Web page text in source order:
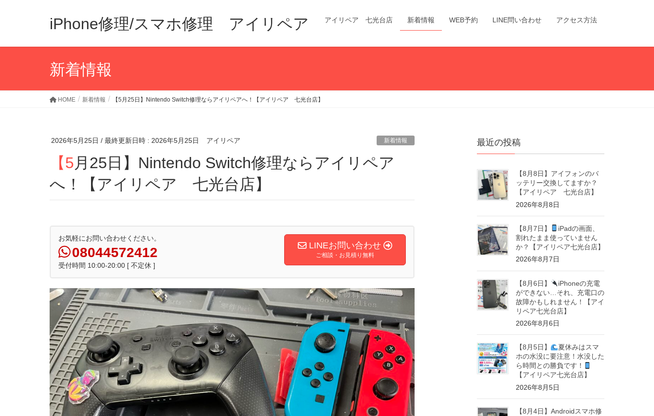
iPhone修理/スマホ修理 アイリペア アイリペア 七光台店 新着情報 WEB予約 LINE問い合わせ アクセス方法
新着情報
HOME 新着情報 【5月25日】Nintendo Switch修理ならアイリペアへ！【アイリペア 七光台店】
2026年5月25日 / 最終更新日時 : 2026年5月25日 アイリペア 新着情報
【5月25日】Nintendo Switch修理ならアイリペア
へ！【アイリペア 七光台店】
お気軽にお問い合わせください。
08044572412
受付時間 10:00-20:00 [ 不定休 ]
LINEお問い合わせ
ご相談・お見積り無料
最近の投稿
【8月8日】アイフォンのバ
ッテリー交換してますか？
【アイリペア 七光台店】
2026年8月8日
【8月7日】
iPadの画面、
割れたまま使っていません
か？【アイリペア七光台店】
2026年8月7日
【8月6日】
iPhoneの充電
ができない…それ、充電口の
故障かもしれません！【アイ
リペア七光台店】
2026年8月6日
【8月5日】
夏休みはスマ
ホの水没に要注意！水没した
ら時間との勝負です！
【アイリペア七光台店】
2026年8月5日
【8月4日】Androidスマホ修